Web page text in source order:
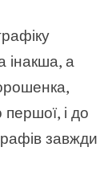
інакша, а
і до
завжди